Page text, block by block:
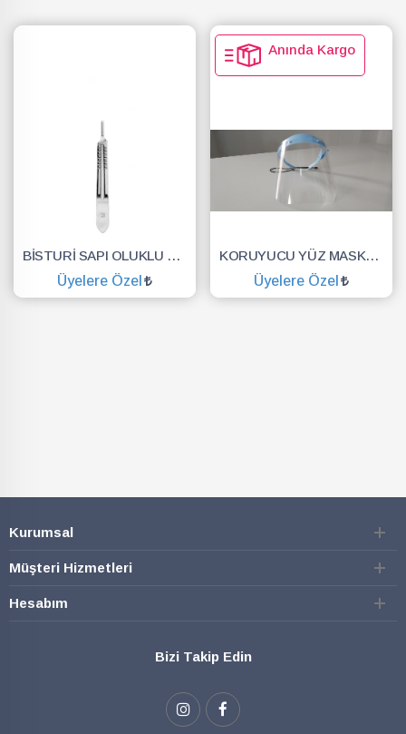
BİSTURİ SAPI OLUKLU NO.3
Üyelere Özel
Anında Kargo
KORUYUCU YÜZ MASKESİ SİPERLİK.YÜZ KALKANI.DENTAL MASKE
Üyelere Özel
Kurumsal
Müşteri Hizmetleri
Hesabım
Bizi Takip Edin